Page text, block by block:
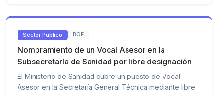
Sector Público BOE
Nombramiento de un Vocal Asesor en la
Subsecretaría de Sanidad por libre designación
El Ministerio de Sanidad cubre un puesto de Vocal
Asesor en la Secretaría General Técnica mediante libre